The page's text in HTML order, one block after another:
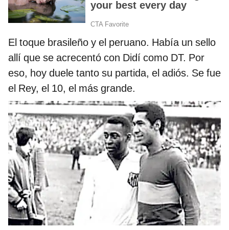
El toque brasileño y el peruano. Había un sello
allí que se acrecentó con Didí como DT. Por
eso, hoy duele tanto su partida, el adiós. Se fue
el Rey, el 10, el más grande.